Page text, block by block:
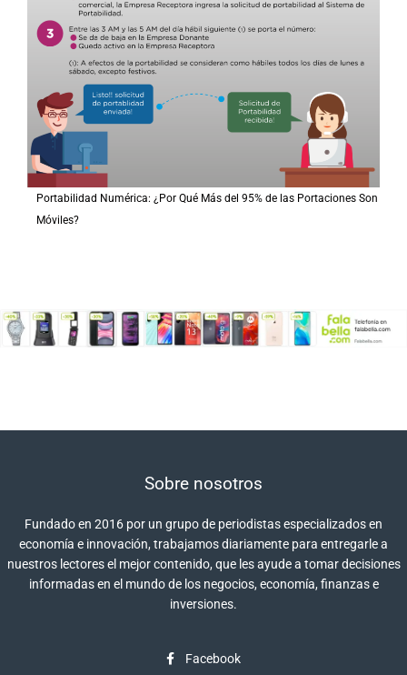
Portabilidad Numérica: ¿Por Qué Más del 95% de las Portaciones Son
Móviles?
Sobre nosotros
Fundado en 2016 por un grupo de periodistas especializados en
economía e innovación, trabajamos diariamente para entregarle a
nuestros lectores el mejor contenido, que les ayude a tomar decisiones
informadas en el mundo de los negocios, economía, finanzas e
inversiones.
Facebook